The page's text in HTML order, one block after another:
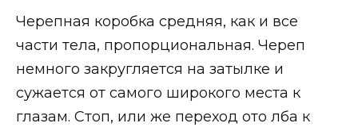
Черепная коробка средняя, как и все
части тела, пропорциональная. Череп
немного закругляется на затылке и
сужается от самого широкого места к
глазам. Стоп, или же переход ото лба к